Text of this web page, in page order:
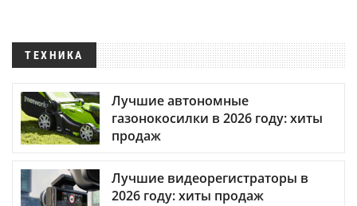
ТЕХНИКА
Лучшие автономные
газонокосилки в 2026 году: хиты
продаж
Лучшие видеорегистраторы в
2026 году: хиты продаж